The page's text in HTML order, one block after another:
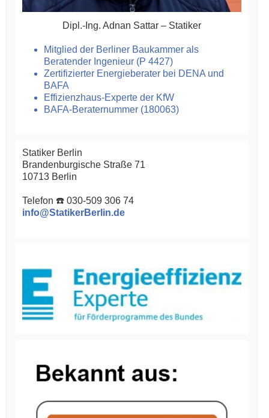
Dipl.-Ing. Adnan Sattar – Statiker
Mitglied der Berliner Baukammer als
Beratender Ingenieur (P 4427)
Zertifizierter Energieberater bei DENA und
BAFA
Effizienzhaus-Experte der KfW
BAFA-Beraternummer (180063)
Statiker Berlin
Brandenburgische Straße 71
10713 Berlin
Telefon ☎️ 030-509 306 74
info@StatikerBerlin.de